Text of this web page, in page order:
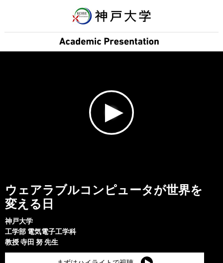
ウェアラブルコンピュータが世界を
変える日
神戸大学
工学部 電気電子工学科
教授寺田 努先生